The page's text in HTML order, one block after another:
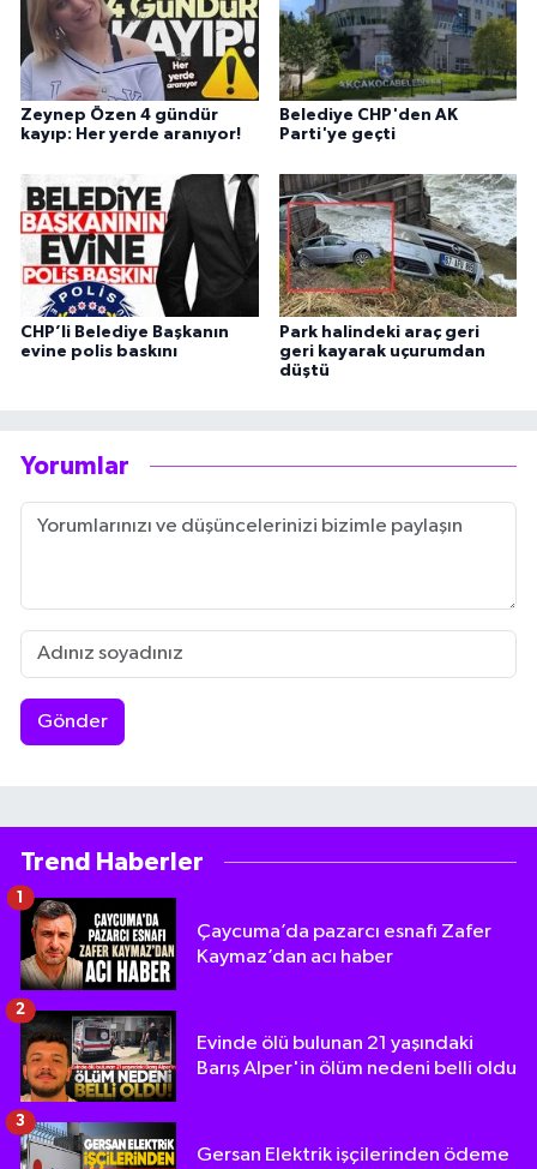
Zeynep Özen 4 gündür
kayıp: Her yerde aranıyor!
Belediye CHP'den AK
Parti'ye geçti
CHP’li Belediye Başkanın
evine polis baskını
Park halindeki araç geri
geri kayarak uçurumdan
düştü
Yorumlar
Gönder
Trend Haberler
Çaycuma’da pazarcı esnafı Zafer
Kaymaz’dan acı haber
1
Evinde ölü bulunan 21 yaşındaki
Barış Alper'in ölüm nedeni belli oldu
2
Gersan Elektrik işçilerinden ödeme
3